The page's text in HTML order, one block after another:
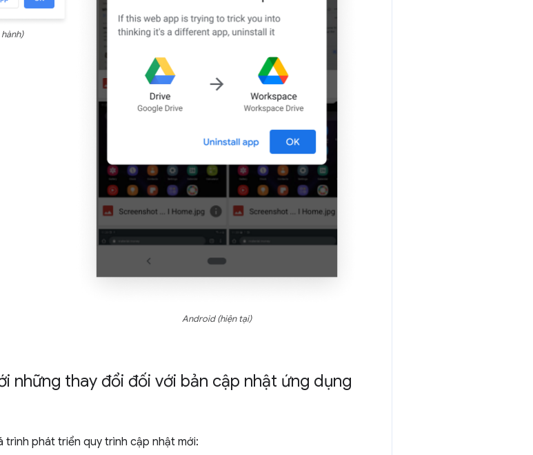
Android (hiện tại)
những thay đổi đối với bản cập nhật ứng dụng
phát triển quy trình cập nhật mới: